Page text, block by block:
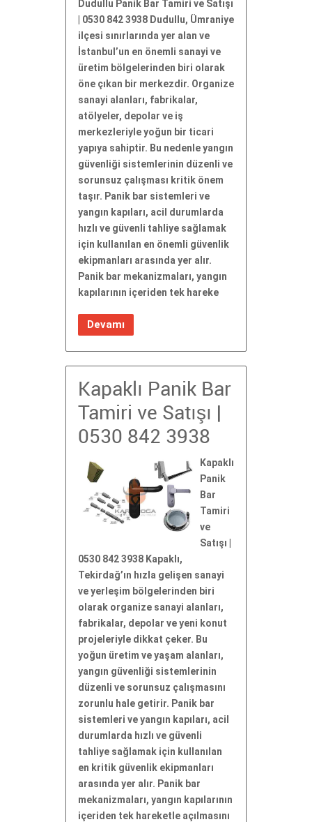
Dudullu Panik Bar Tamiri ve Satışı
| 0530 842 3938 Dudullu, Ümraniye
ilçesi sınırlarında yer alan ve
İstanbul’un en önemli sanayi ve
üretim bölgelerinden biri olarak
öne çıkan bir merkezdir. Organize
sanayi alanları, fabrikalar,
atölyeler, depolar ve iş
merkezleriyle yoğun bir ticari
yapıya sahiptir. Bu nedenle yangın
güvenliği sistemlerinin düzenli ve
sorunsuz çalışması kritik önem
taşır. Panik bar sistemleri ve
yangın kapıları, acil durumlarda
hızlı ve güvenli tahliye sağlamak
için kullanılan en önemli güvenlik
ekipmanları arasında yer alır.
Panik bar mekanizmaları, yangın
kapılarının içeriden tek hareke
Devamı
Kapaklı Panik Bar
Tamiri ve Satışı |
0530 842 3938
Kapaklı
Panik
Bar
Tamiri
ve
Satışı |
0530 842 3938 Kapaklı,
Tekirdağ’ın hızla gelişen sanayi
ve yerleşim bölgelerinden biri
olarak organize sanayi alanları,
fabrikalar, depolar ve yeni konut
projeleriyle dikkat çeker. Bu
yoğun üretim ve yaşam alanları,
yangın güvenliği sistemlerinin
düzenli ve sorunsuz çalışmasını
zorunlu hale getirir. Panik bar
sistemleri ve yangın kapıları, acil
durumlarda hızlı ve güvenli
tahliye sağlamak için kullanılan
en kritik güvenlik ekipmanları
arasında yer alır. Panik bar
mekanizmaları, yangın kapılarının
içeriden tek hareketle açılmasını